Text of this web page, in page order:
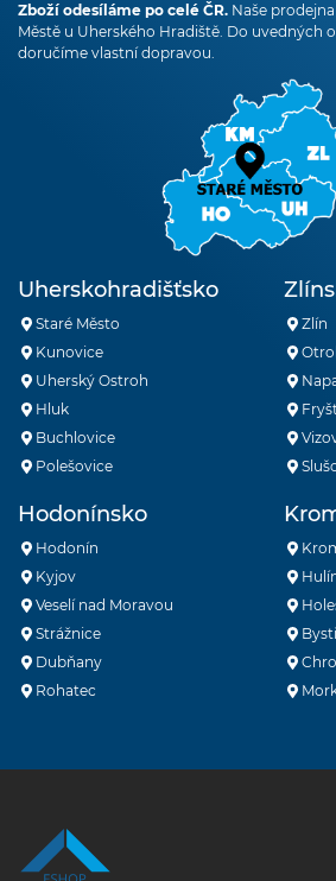
Zboží odesíláme po celé ČR. Naše
Městě u Uherského Hradiště. Do uvedných
doručíme vlastní dopravou.
Uherskohradišťsko
Staré Město
Kunovice
Uherský Ostroh
Hluk
Buchlovice
Polešovice
Zlín
Hodonínsko
Hodonín
Kyjov
Veselí nad Moravou
Strážnice
Dubňany
Rohatec